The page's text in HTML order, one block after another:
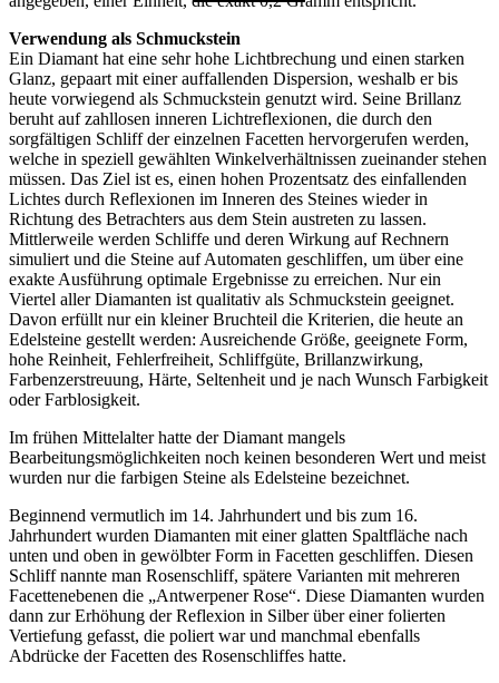
Verwendung als Schmuckstein
Ein Diamant hat eine sehr hohe Lichtbrechung und einen starken
Glanz, gepaart mit einer auffallenden Dispersion, weshalb er bis
heute vorwiegend als Schmuckstein genutzt wird. Seine Brillanz
beruht auf zahllosen inneren Lichtreflexionen, die durch den
sorgfältigen Schliff der einzelnen Facetten hervorgerufen werden,
welche in speziell gewählten Winkelverhältnissen zueinander stehen
müssen. Das Ziel ist es, einen hohen Prozentsatz des einfallenden
Lichtes durch Reflexionen im Inneren des Steines wieder in
Richtung des Betrachters aus dem Stein austreten zu lassen.
Mittlerweile werden Schliffe und deren Wirkung auf Rechnern
simuliert und die Steine auf Automaten geschliffen, um über eine
exakte Ausführung optimale Ergebnisse zu erreichen. Nur ein
Viertel aller Diamanten ist qualitativ als Schmuckstein geeignet.
Davon erfüllt nur ein kleiner Bruchteil die Kriterien, die heute an
Edelsteine gestellt werden: Ausreichende Größe, geeignete Form,
hohe Reinheit, Fehlerfreiheit, Schliffgüte, Brillanzwirkung,
Farbenzerstreuung, Härte, Seltenheit und je nach Wunsch Farbigkeit
oder Farblosigkeit.
Im frühen Mittelalter hatte der Diamant mangels
Bearbeitungsmöglichkeiten noch keinen besonderen Wert und meist
wurden nur die farbigen Steine als Edelsteine bezeichnet.
Beginnend vermutlich im 14. Jahrhundert und bis zum 16.
Jahrhundert wurden Diamanten mit einer glatten Spaltfläche nach
unten und oben in gewölbter Form in Facetten geschliffen. Diesen
Schliff nannte man Rosenschliff, spätere Varianten mit mehreren
Facettenebenen die „Antwerpener Rose“. Diese Diamanten wurden
dann zur Erhöhung der Reflexion in Silber über einer folierten
Vertiefung gefasst, die poliert war und manchmal ebenfalls
Abdrücke der Facetten des Rosenschliffes hatte.